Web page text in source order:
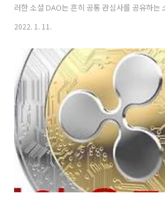
러한 소셜 DAO는 흔히 공통 관심사를 공유하는
할 수 있습니다. 투자자들을 위한 그룹이 될 수도
될 수도 있습니다. 주목할 만한 사회적 DAO는
Friends with Benefits : 일정 수의 FWB 토큰
있는 독점적인 소셜 클럽입니다. 주로 웹3 아티
구성된 Friends With Benefits DAO 회원은 토
터마인드 토론 등을 독점적으로 이용할..
2022. 1. 11.